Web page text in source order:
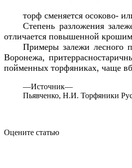
торф сменяется осоково-
Степень разложения
отличается повышенной
Примеры залежи лесного
Воронежа,
пойменных торфяниках, чаще
—Источник—
Пьявченко, Н.И. Торфяники
Оцените статью